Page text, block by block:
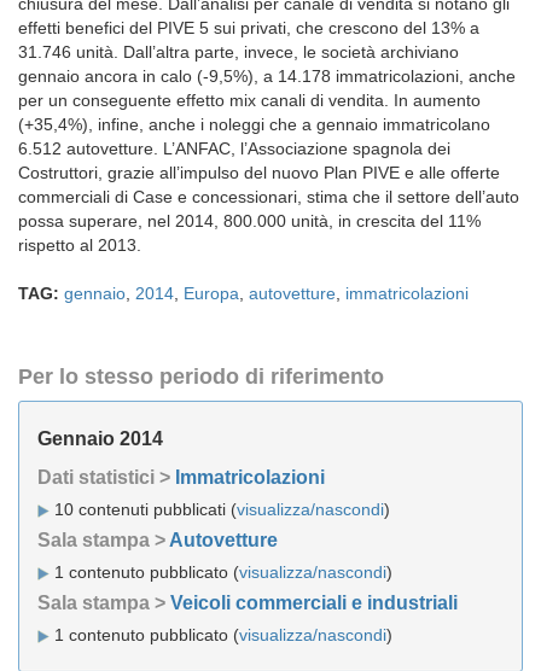
chiusura del mese. Dall’analisi per canale di vendita si notano gli
effetti benefici del PIVE 5 sui privati, che crescono del 13% a
31.746 unità. Dall’altra parte, invece, le società archiviano
gennaio ancora in calo (-9,5%), a 14.178 immatricolazioni, anche
per un conseguente effetto mix canali di vendita. In aumento
(+35,4%), infine, anche i noleggi che a gennaio immatricolano
6.512 autovetture. L’ANFAC, l’Associazione spagnola dei
Costruttori, grazie all’impulso del nuovo Plan PIVE e alle offerte
commerciali di Case e concessionari, stima che il settore dell’auto
possa superare, nel 2014, 800.000 unità, in crescita del 11%
rispetto al 2013.
TAG: gennaio, 2014, Europa, autovetture, immatricolazioni
Per lo stesso periodo di riferimento
Gennaio 2014
Dati statistici > Immatricolazioni
10 contenuti pubblicati (visualizza/nascondi)
Sala stampa >Autovetture
1 contenuto pubblicato (visualizza/nascondi)
Sala stampa > Veicoli commerciali e industriali
1 contenuto pubblicato (visualizza/nascondi)